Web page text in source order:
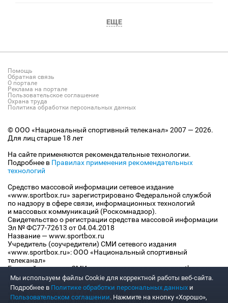
ЕЩЕ
Помощь
Обратная связь
О портале
Реклама на портале
Пользовательское соглашение
Охрана труда
Политика обработки персональных данных
© ООО «Национальный спортивный телеканал» 2007 — 2026.
Для лиц старше 18 лет
На сайте применяются рекомендательные технологии.
Подробнее в Правилах применения рекомендательных
технологий
Средство массовой информации сетевое издание
«www.sportbox.ru» зарегистрировано Федеральной службой
по надзору в сфере связи, информационных технологий
и массовых коммуникаций (Роскомнадзор).
Свидетельство о регистрации средства массовой информации
Эл № ФС77-72613 от 04.04.2018
Название — www.sportbox.ru
Учредитель (соучредители) СМИ сетевого издания
«www.sportbox.ru»: ООО «Национальный спортивный
телеканал»
Главный редактор СМИ сетевого издания «www.sportbox.ru»:
Конов В.А.
Номер телефона редакции СМИ сетевого издания
«www.sportbox.ru»: +7 (495) 653 8419
Адрес электронной почты редакции СМИ сетевого издания
Мы используем файлы Сookie для корректной работы веб-сайта.
Подробнее в Политике обработки персональных данных и
Пользовательском соглашении. Нажмите на кнопку «Хорошо»,